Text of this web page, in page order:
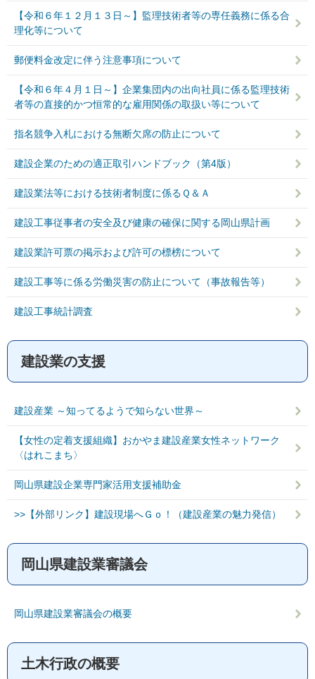
【令和６年１２月１３日～】監理技術者等の専任義務に係る合
理化等について
郵便料金改定に伴う注意事項について
【令和６年４月１日～】企業集団内の出向社員に係る監理技術
者等の直接的かつ恒常的な雇用関係の取扱い等について
指名競争入札における無断欠席の防止について
建設企業のための適正取引ハンドブック（第4版）
建設業法等における技術者制度に係るＱ＆Ａ
建設工事従事者の安全及び健康の確保に関する岡山県計画
建設業許可票の掲示および許可の標榜について
建設工事等に係る労働災害の防止について（事故報告等）
建設工事統計調査
建設業の支援
建設産業 ～知ってるようで知らない世界～
【女性の定着支援組織】おかやま建設産業女性ネットワーク
〈はれこまち〉
岡山県建設企業専門家活用支援補助金
>>【外部リンク】建設現場へＧｏ！（建設産業の魅力発信）
岡山県建設業審議会
岡山県建設業審議会の概要
土木行政の概要